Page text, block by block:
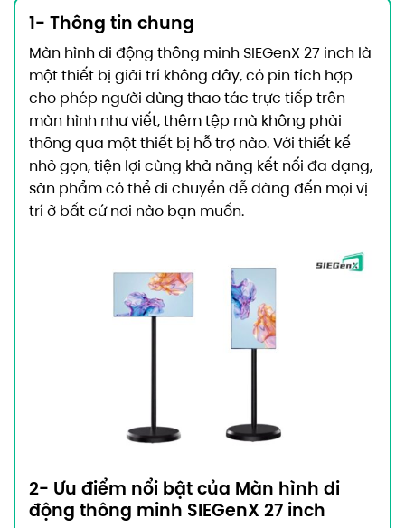
1- Thông tin chung
Màn hình di động thông minh SIEGenX 27 inch là
một thiết bị giải trí không dây, có pin tích hợp
cho phép người dùng thao tác trực tiếp trên
màn hình như viết, thêm tệp mà không phải
thông qua một thiết bị hỗ trợ nào.Với thiết kế
nhỏ gọn, tiện lợi cùng khả năng kết nối đa dạng,
sản phẩm có thể di chuyển dễ dàng đến mọi vị
trí ở bất cứ nơi nào bạn muốn.
2- Ưu điểm nổi bật của Màn hình di
động thông minh SIEGenX 27 inch